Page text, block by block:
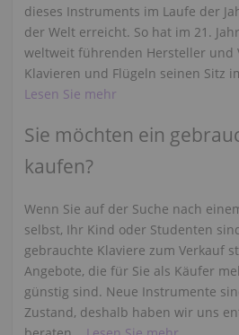
dieses Instruments im Laufe der
der Welt erreicht. So hat im 21.
weltweit führenden Hersteller und
Klavieren und Flügeln seinen Sitz
Lesen Sie mehr
Sie möchten ein
kaufen?
Wenn Sie auf der Suche nach
selbst, Ihr Kind oder Studenten
gebrauchte Klaviere zum Verkauf
Angebote, die für Sie als Käufer
günstig sind. Neue Instrumente
Zustand, deshalb haben wir uns